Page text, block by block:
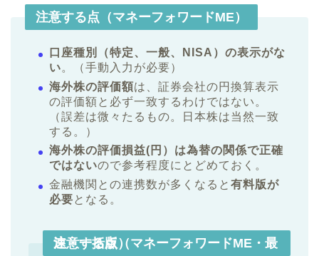
注意する点（マネーフォワードME）
口座種別（特定、一般、NISA）の表示がな
い。（手動入力が必要）
海外株の評価額は、証券会社の円換算表示
の評価額と必ず一致するわけではない。
（誤差は微々たるもの。日本株は当然一致
する。）
海外株の評価損益(円）は為替の関係で正確
ではないので参考程度にとどめておく。
金融機関との連携数が多くなると 有料版が
必要 となる。
注意する点（マネーフォワードME・最速・一括版）